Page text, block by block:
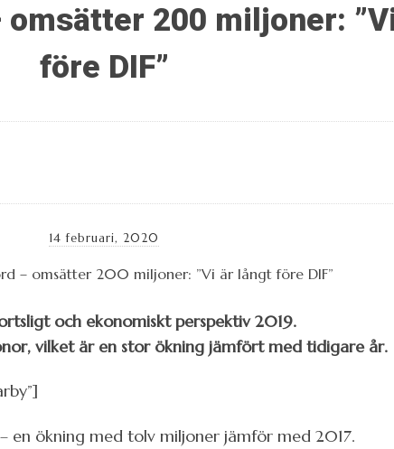
200 miljoner:
före DIF”
14 februari, 2020
och ekonomiskt perspektiv 2019.
vilket är en stor ökning jämfört med tidigare år.
en ökning med tolv miljoner jämför med 2017.